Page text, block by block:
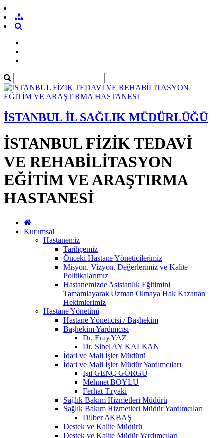
İSTANBUL İL SAĞLIK MÜDÜRLÜĞÜ
İSTANBUL FİZİK TEDAVİ
VE REHABİLİTASYON
EĞİTİM VE ARAŞTIRMA
HASTANESİ
Kurumsal
Hastanemiz
Tarihçemiz
Önceki Hastane Yöneticilerimiz
Misyon, Vizyon, Değerlerimiz ve Kalite
Politikalarımız
Hastanemizde Asistanlık Eğitimini
Tamamlayarak Uzman Olmaya Hak Kazanan
Hekimlerimiz
Hastane Yönetimi
Hastane Yöneticisi / Başhekim
Başhekim Yardımcısı
Dr. Eray YAZ
Dr. Sibel AY KALKAN
İdari ve Mali İşler Müdürü
İdari ve Mali İşler Müdür Yardımcıları
Işıl GENÇ GÖRGÜ
Mehmet BOYLU
Ferhat Tiryaki
Sağlık Bakım Hizmetleri Müdürü
Sağlık Bakım Hizmetleri Müdür Yardımcıları
Dilber AKBAŞ
Destek ve Kalite Müdürü
Destek ve Kalite Müdür Yardımcıları